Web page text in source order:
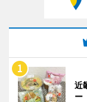
近
ー